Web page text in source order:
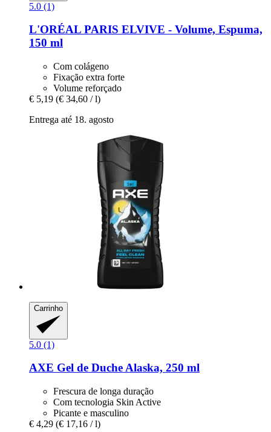
5.0 (1)
L'ORÉAL PARIS ELVIVE -​ Volume, Espuma,
150 ml
Com colágeno
Fixação extra forte
Volume reforçado
€ 5,19 (€ 34,60 / l)
Entrega até 18. agosto
Carrinho
5.0 (1)
AXE Gel de Duche Alaska, 250 ml
Frescura de longa duração
Com tecnologia Skin Active
Picante e masculino
€ 4,29 (€ 17,16 / l)